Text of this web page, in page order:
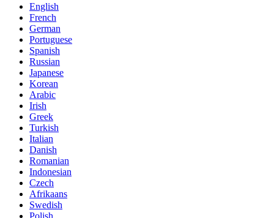
English
French
German
Portuguese
Spanish
Russian
Japanese
Korean
Arabic
Irish
Greek
Turkish
Italian
Danish
Romanian
Indonesian
Czech
Afrikaans
Swedish
Polish